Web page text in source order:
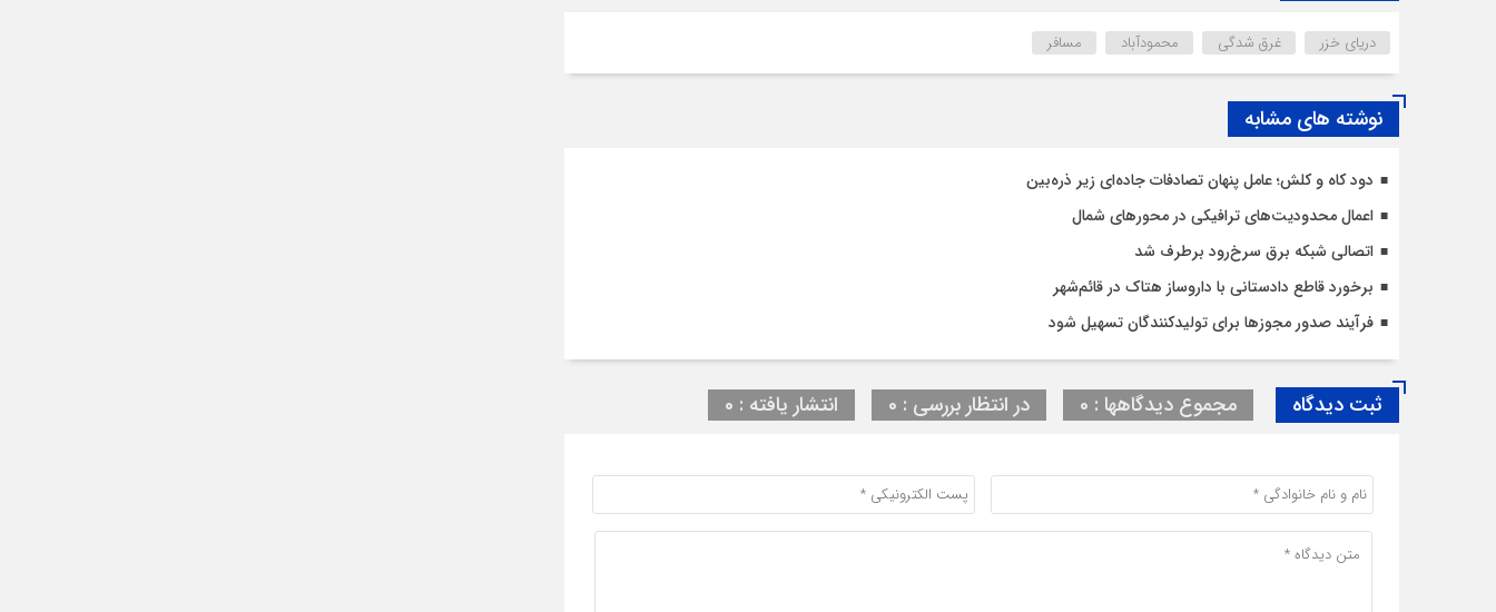
دریای خزر غرق شدگی محمودآباد مسافر
نوشته های مشابه
دود کاه و کلش؛ عامل پنهان تصادفات جاده‌ای زیر ذره‌بین
اعمال محدودیت‌‌های ترافیکی در محورهای شمال
اتصالی شبکه برق سرخ‌رود برطرف شد
برخورد قاطع دادستانی با داروساز هتاک در قائم‌شهر
فرآیند صدور مجوزها برای تولیدکنندگان تسهیل شود
ثبت دیدگاه مجموع دیدگاهها : 0 در انتظار بررسی : 0 انتشار یافته : 0